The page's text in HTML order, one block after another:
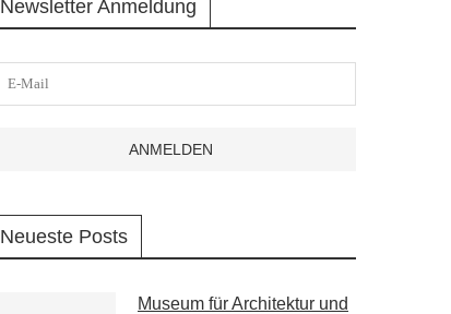
Newsletter Anmeldung
Neueste Posts
Museum für Architektur und